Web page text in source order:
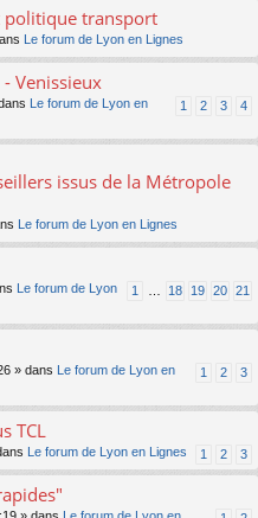
politique transport
Le forum de Lyon en Lignes
Venissieux
1 2 3 4
Le forum de Lyon en
issus de la Métropole
Le forum de Lyon en Lignes
1 18 19 20 21
Le forum de Lyon
1 2 3
» dans
Le forum de Lyon en
TCL
1 2 3
Le forum de Lyon en Lignes